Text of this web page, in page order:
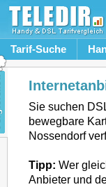
Tarif-Suche
Sie suchen
bewegbare
Nossendorf
Tipp: Wer
Anbieter und